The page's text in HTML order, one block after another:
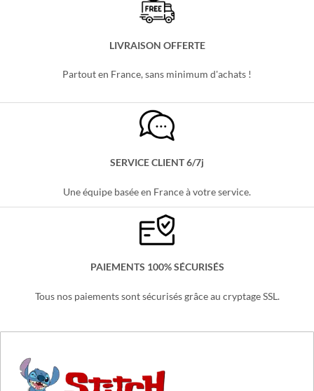
LIVRAISON OFFERTE
Partout en France, sans minimum d'achats !
SERVICE CLIENT 6/7j
Une équipe basée en France à votre service.
PAIEMENTS 100% SÉCURISÉS
Tous nos paiements sont sécurisés grâce au cryptage SSL.